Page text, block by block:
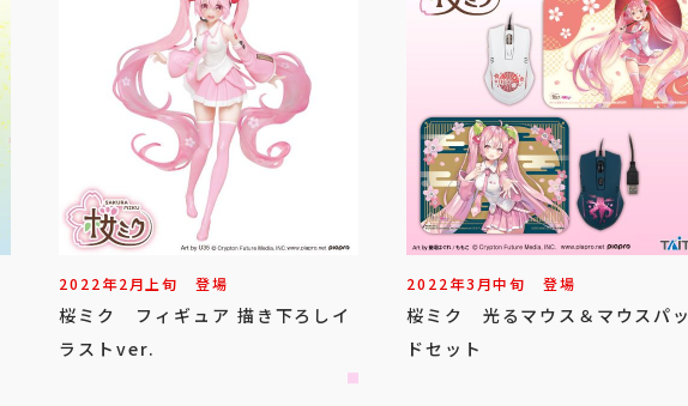
2022年2月上旬 登場
桜ミク フィギュア 描き下ろしイ
ラストver.
2022年3月中旬 登場
桜ミク 光るマウス＆マウスパッ
ドセット